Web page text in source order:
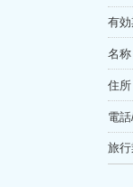
有
名称
住所
電
旅